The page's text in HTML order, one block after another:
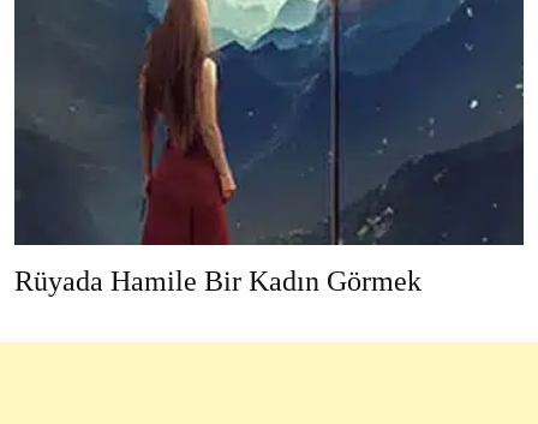
Rüyada Hamile Bir Kadın Görmek